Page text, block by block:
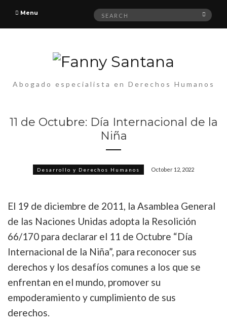
Menu
Search
for:
Abogado especialista en Derechos Humanos
11 de Octubre: Día Internacional de la
Niña
Desarrollo y Derechos Humanos October 12, 2022
El 19 de diciembre de 2011, la Asamblea General
de las Naciones Unidas adopta la Resolición
66/170 para declarar el 11 de Octubre “Día
Internacional de la Niña”, para reconocer sus
derechos y los desafíos comunes a los que se
enfrentan en el mundo, promover su
empoderamiento y cumplimiento de sus
derechos.